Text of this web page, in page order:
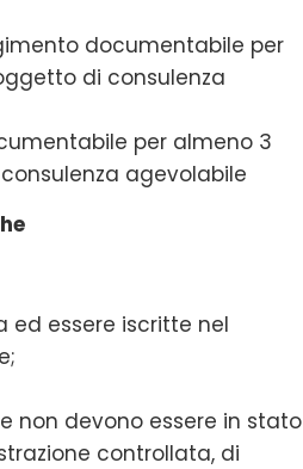
documentabile per
di consulenza
per almeno 3
agevolabile
ed essere iscritte nel
non devono essere in stato
controllata, di